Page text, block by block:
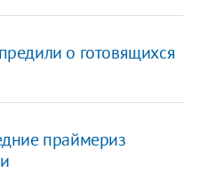
о готовящихся
праймериз